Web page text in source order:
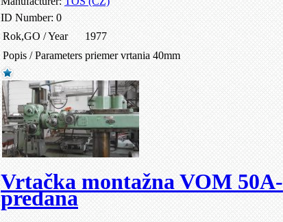
ID Number: 0
Rok,GO / Year
1977
Popis / Parameters priemer vrtania 40mm
Vrtačka montažna VOM 50A-
predana